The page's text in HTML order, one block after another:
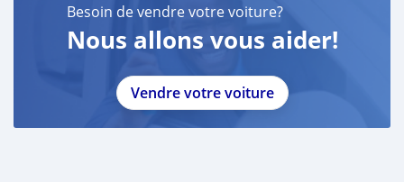
Besoin de vendre votre voiture?
Nous allons vous aider!
Vendre votre voiture